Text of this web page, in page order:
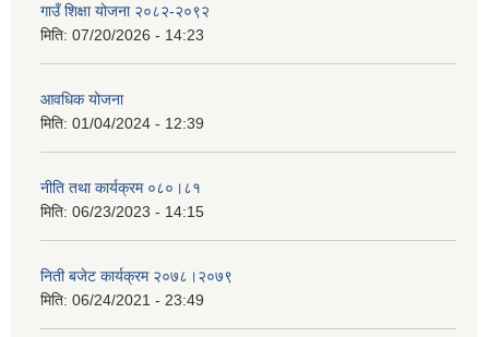
गाउँ शिक्षा योजना २०८२-२०९२
मिति: 07/20/2026 - 14:23
आवधिक योजना
मिति: 01/04/2024 - 12:39
नीति तथा कार्यक्रम ०८०।८१
मिति: 06/23/2023 - 14:15
निती बजेट कार्यक्रम २०७८।२०७९
मिति: 06/24/2021 - 23:49